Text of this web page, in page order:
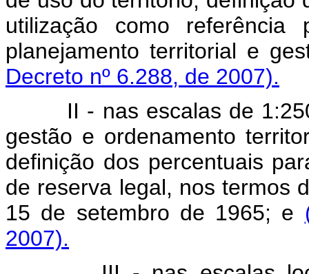
utilização como
planejamento territorial e
Decreto nº 6.288, de 2007).
II - nas escalas de
gestão e ordenamento
definição dos percentuais
de reserva legal, nos termos
15 de setembro de 1965; e
2007).